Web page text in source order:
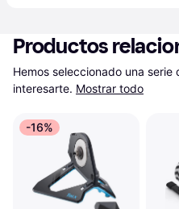
Productos
Hemos seleccionado una
interesarte. Mostrar todo
-16%